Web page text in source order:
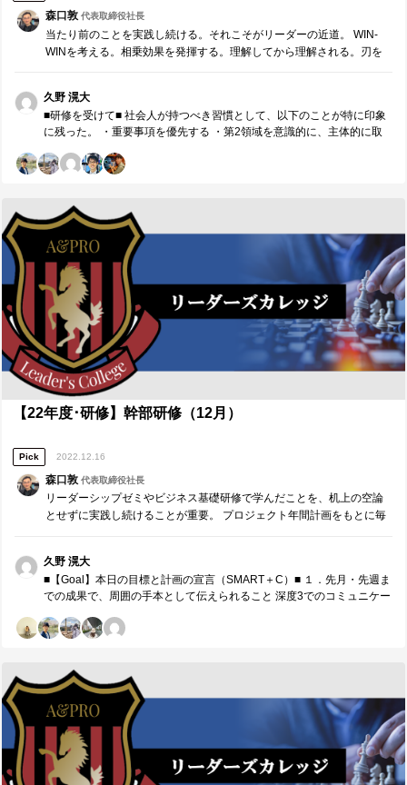
また、11期らしさの担保のために、思考の部分を提供することに加え
必要な情報にたどり着ける手段を設けることも重要だと実感した。
３．今後の対策・計画 在るべき姿の実現とその延長線上に向けたプロ
ジェクトの実現とそのためのメンバーとの誠実な協働。 引継ぎに関す
に感謝したいこと■ 誰から、どのような価値を頂きましたか。（感謝の
気持ちも一緒に） ※最も潜在ニーズにアプローチし、必要であれば耳
の痛いこともアドバイスしてくれたメンバーには名前の前に◎をつけ
情報を伝え、どこを自分たちで試行しながら探してもらうのかに迷っ
ている際に、必要な情報の透明性を担保する際には、取りに行くべき
ら、理想状態から逆算した上でするべきことと重要度の低い部分の棲
み分けをするべきとうかがい、そこのタスクの洗い出しの重要性を改
めて実感した。 林さんから、年間計画策定に当たって今考えるべき通
年で行う部分、直近の部分とその時期ごとに対応すべきところの棲み
分けの考え方を見せていただき、プロジェクトマネジメントにおける
重要な観点を可視化して学びことができた。 橘川さんから、年間を通
して何に注力するべきかという時期感を意識した計画策定を見せてい
ただき、計画のストーリー性の重要性を可視化して学ぶことができ
た。
森口敦代表取締役社長
当たり前のことを実践し続ける。それこそがリーダーの近道。 WIN-
WINを考える。相乗効果を発揮する。理解してから理解される。刃を
久野 滉大
■研修を受けて■ 社会人が持つべき習慣として、以下のことが特に印象
に残った。 ・重要事項を優先する ・第2領域を意識的に、主体的に取
ールできない事項に対応しやすくなる。そういった姿勢を持つこと
する ・刃を研ぐ ・刃を研ぐ習慣をつけることで自信と健康と余裕に繋
げる ■今後に向けて■ 7つの習慣をただ目を通して学ぶだけでなく、お
互いに価値を提供し合いながら実例もイメージして学んだことで、今
の自分に足りていないところと、今後社会人になるにあたって身に着
けたい習慣が明確になった。 そのために必要な考え方も身に着けるこ
とができたので、実践に移し、継続することで自信を身に着けたい。
そして、心と身体と頭を常により良いものにし続け、リズムがある生
活だけでなく、それらの積み重ねによる自身と余裕から、周囲に頼ら
れる人物であり続けたい。 ■研修講師（森口敦）へのメッセージ ■ 森
口さん、本日も貴重な機会を頂きありがとうございました。 自分に自
信をもつためにも、組織やメンバーに貢献したり価値を提供したりし
続けるためにも、目の前の人や顧客に価値を提供し続けるためにも必
要なことを学ぶことができ、自分と周りの環境の持続的な成長に繋げ
【22年度･研修】幹部研修（12月）
Pick 2022.12.16
森口敦代表取締役社長
リーダーシップゼミやビジネス基礎研修で学んだことを、机上の空論
とせずに実践し続けることが重要。 プロジェクト年間計画をもとに毎
久野 滉大
■【Goal】本日の目標と計画の宣言（SMART＋C）■ １．先月・先週ま
での成果で、周囲の手本として伝えられること 深度3でのコミュニケー
性の拡大につながる。 ２．来月の取組みで、周囲の手本として伝えら
３．本日、誰に対し、どのような価値を具体的に提供したいか 鈴木さ
んに対し、目の前のメンバーだけでなく、1つ上の視座を持ったうえで
の組織への価値提供についての共有。 赤井さんに対し、採用に関わる
一人として、組織を主語にした取り組みの伝播についての検討。 須賀
さんに対し、自分自身もメンバー目線でなく役割以上の目線を持った
うえでの、同じ目線での組織のあるべき姿の実現と今後の組織の可能
性の拡大への方針の言語化。 ■【Measure・Analyze・NextPlan】本日